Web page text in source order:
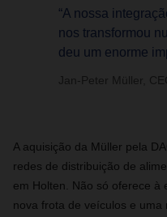
“A nossa
nos transformou
deu um enorme
Jan-Peter Müller,
A aquisição da Müller pela
redes de distribuição de
em Holten. Não só oferece à
nova frota de veículos e